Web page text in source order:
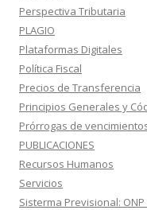
Perspectiva Tributaria
PLAGIO
Plataformas Digitales
Política Fiscal
Precios de Transferencia
Principios Generales y
Prórrogas de
PUBLICACIONES
Recursos Humanos
Servicios
Sisterma Previsional: ONP